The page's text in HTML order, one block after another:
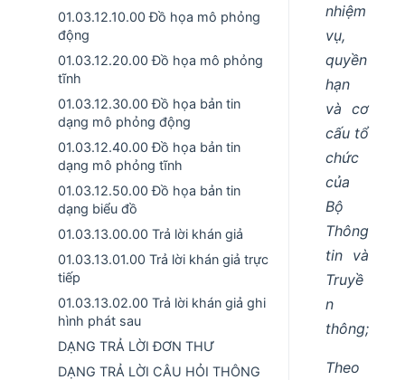
01.03.12.10.00 Đồ họa mô phỏng
động
01.03.12.20.00 Đồ họa mô phỏng
tĩnh
01.03.12.30.00 Đồ họa bản tin
dạng mô phỏng động
01.03.12.40.00 Đồ họa bản tin
dạng mô phỏng tĩnh
01.03.12.50.00 Đồ họa bản tin
dạng biểu đồ
01.03.13.00.00 Trả lời khán giả
01.03.13.01.00 Trả lời khán giả trực
tiếp
01.03.13.02.00 Trả lời khán giả ghi
hình phát sau
DẠNG TRẢ LỜI ĐƠN THƯ
DẠNG TRẢ LỜI CÂU HỎI THÔNG
nhiệm
vụ,
quyền
hạn
và cơ
cấu tổ
chức
của
Bộ
Thông
tin và
Truyề
n
thông;
Theo